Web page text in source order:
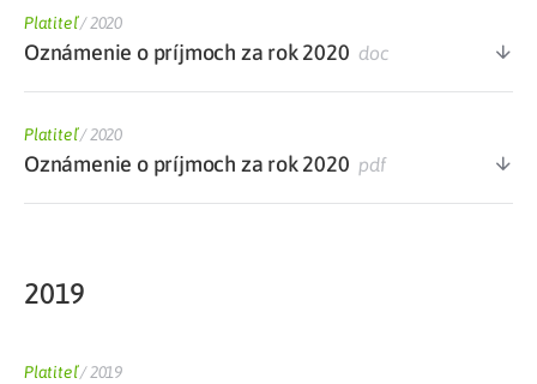
Platiteľ/2020
Oznámenie o príjmoch za rok 2020 doc
Platiteľ/2020
Oznámenie o príjmoch za rok 2020 pdf
2019
Platiteľ/2019